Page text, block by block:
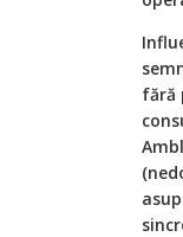
fără